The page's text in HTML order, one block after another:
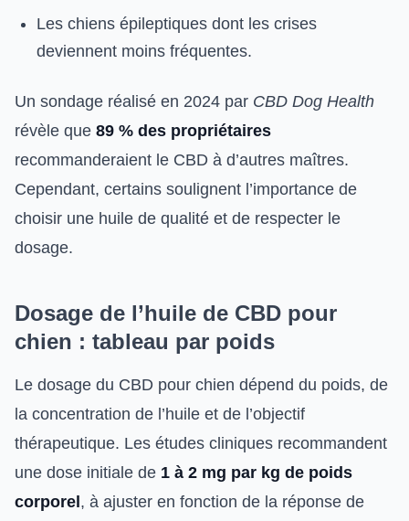
Les chiens épileptiques dont les crises
deviennent moins fréquentes.
Un sondage réalisé en 2024 par CBD Dog Health
révèle que 89 % des propriétaires
recommanderaient le CBD à d’autres maîtres.
Cependant, certains soulignent l’importance de
choisir une huile de qualité et de respecter le
dosage.
Dosage de l’huile de CBD pour
chien : tableau par poids
Le dosage du CBD pour chien dépend du poids, de
la concentration de l’huile et de l’objectif
thérapeutique. Les études cliniques recommandent
une dose initiale de 1 à 2 mg par kg de poids
corporel , à ajuster en fonction de la réponse de